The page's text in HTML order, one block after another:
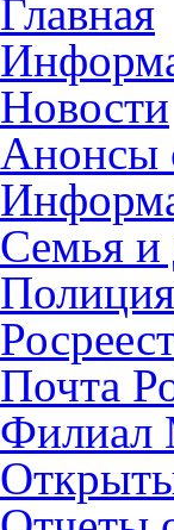
Главная
Новости
Анонсы
Семья и
Полиция
Почта